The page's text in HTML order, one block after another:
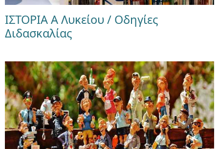
ΙΣΤΟΡΙΑ Α Λυκείου / Οδηγίες
Διδασκαλίας